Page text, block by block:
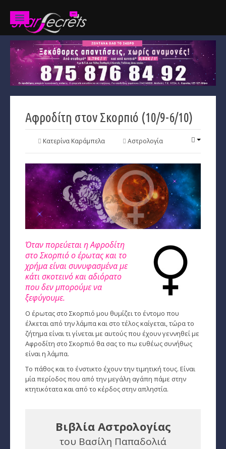
Προβλέψεις
Χαρακτηριστικά
Καρκίνος
Παρθένος
Σκορπιός
Αιγόκερως
Υδροχόος
Ινδιάνικο Ωροσκόπιο
Κινέζικο Ωροσκόπιο
Αφροδίτη στον Σκορπιό (10/9-6/10)
Κατερίνα Καράμπελα Αστρολογία
Όταν πορεύεται η Αφροδίτη
στο Σκορπιό ο έρωτας και το
χρήμα είναι συνυφασμένα με
κάτι σκοτεινό και αδιόρατο
που δεν μπορούμε να
ξεφύγουμε.
Ο έρωτας στο Σκορπιό μου θυμίζει το έντομο που
έλκεται από την λάμπα και στο τέλος καίγεται, τώρα το
ζήτημα είναι τι γίνεται με αυτούς που έχουν γεννηθεί με
Αφροδίτη στο Σκορπιό θα σας το πω ευθέως συνήθως
είναι η λάμπα.
Το πάθος και το ένστικτο έχουν την τιμητική τους. Είναι
μία περίοδος που από την μεγάλη αγάπη πάμε στην
κτητικότατα και από το κέρδος στην απληστία.
Βιβλία Αστρολογίας
του Βασίλη Παπαδολιά